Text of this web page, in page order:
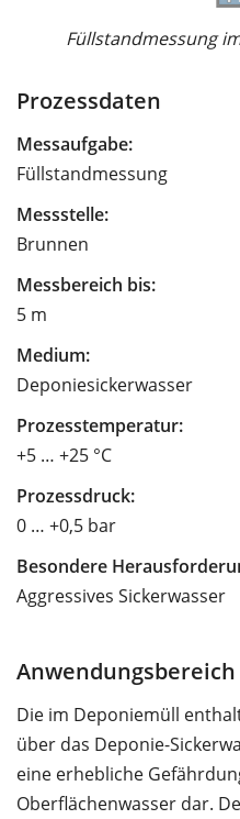
Füllstandmessung
Prozessdaten
Messaufgabe:
Füllstandmessung
Messstelle:
Brunnen
Messbereich bis:
5 m
Medium:
Deponiesickerwasser
Prozesstemperatur:
+5 … +25 °C
Prozessdruck:
0 … +0,5 bar
Besondere
Aggressives Sickerwasser
Anwendungsbereich
Die im Deponiemüll
über das Deponie-
eine erhebliche
Oberflächenwasser dar.